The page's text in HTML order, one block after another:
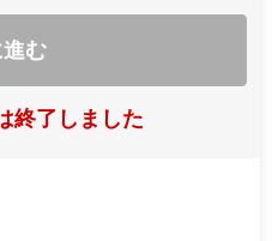
む
終了しました